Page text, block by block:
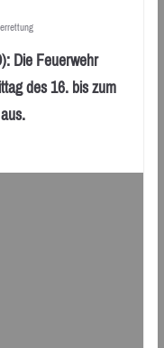
Die Feuerwehr
des 16. bis zum